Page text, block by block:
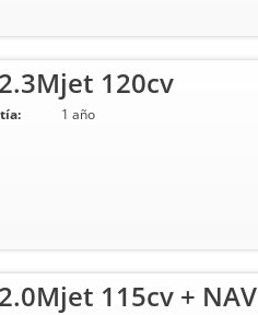
120cv
1 año
115cv +